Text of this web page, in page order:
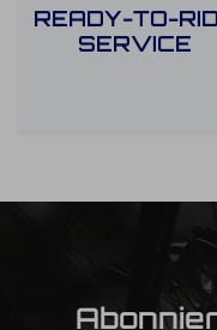
READY-TO-
SERVICE